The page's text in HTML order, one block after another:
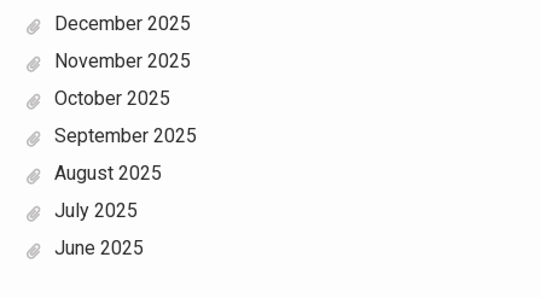
December 2025
November 2025
October 2025
September 2025
August 2025
July 2025
June 2025